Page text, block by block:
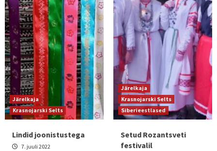
Järelkaja
Krasnojarski Selts
Lindid joonistustega
7. juuli 2022
Järelkaja
Krasnojarski Selts
Siberieestlased
Setud Rozantsveti
festivalil